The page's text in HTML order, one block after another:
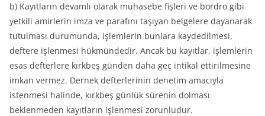
b) Kayıtların devamlı olarak muhasebe fişleri ve bordro gibi
yetkili amirlerin imza ve parafını taşıyan belgelere dayanarak
tutulması durumunda, işlemlerin bunlara kaydedilmesi,
deftere işlenmesi hükmündedir. Ancak bu kayıtlar, işlemlerin
esas defterlere kırkbeş günden daha geç intikal ettirilmesine
imkan vermez. Dernek defterlerinin denetim amacıyla
istenmesi halinde, kırkbeş günlük sürenin dolması
beklenmeden kayıtların işlenmesi zorunludur.